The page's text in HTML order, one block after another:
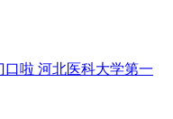
口啦 河北医科大学第一